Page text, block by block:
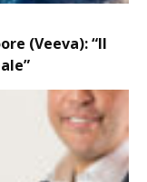
(Veeva): “Il